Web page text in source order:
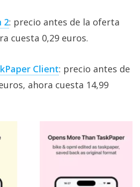
2: precio antes de la oferta
cuesta 0,29 euros.
Client: precio antes de
ahora cuesta 14,99